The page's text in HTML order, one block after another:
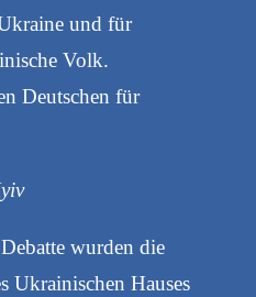
und für
Volk.
Deutschen für
wurden die
Ukrainischen Hauses